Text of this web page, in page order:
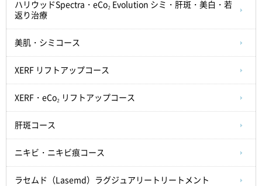
ハリウッドSpectra・eCo₂ Evolution シミ・肝斑・美白・若
返り治療
美肌・シミコース
XERF リフトアップコース
XERF・eCo₂ リフトアップコース
肝斑コース
ニキビ・ニキビ痕コース
ラセムド（Lasemd）ラグジュアリートリートメント